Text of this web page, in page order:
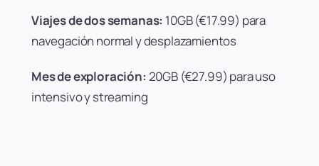
Viajes de dos semanas: 10GB (€17.99) para
navegación normal y desplazamientos
Mes de exploración: 20GB (€27.99) para uso
intensivo y streaming